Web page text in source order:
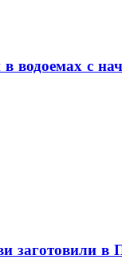
водоемах с
заготовили в